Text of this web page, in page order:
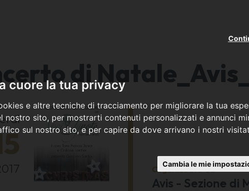
cuore la tua privacy
e altre tecniche di tracciamento per migliorare la tua
nostro sito, per mostrarti contenuti personalizzati e annunci
sul nostro sito, e per capire da dove arrivano i nostri
Cambia le mie
di
Organizzato da
Avis - Sezione di